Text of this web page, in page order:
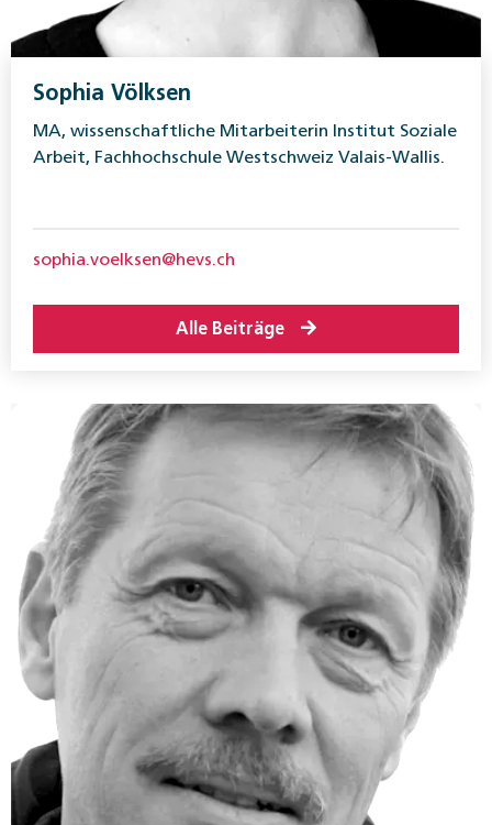
Sophia Völksen
MA, wissenschaftliche Mitarbeiterin Institut Soziale
Arbeit, Fachhochschule Westschweiz Valais-Wallis.
sophia.voelksen@hevs.ch
Alle Beiträge